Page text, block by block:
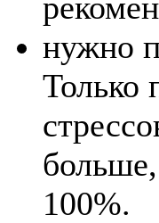
нужно
Только
100%.